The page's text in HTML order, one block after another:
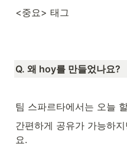
<중요> 태그
Q. 왜 hoy를 만들었나요?
팀 스파르타에서는 오늘
간편하게 공유가 가능하
요.